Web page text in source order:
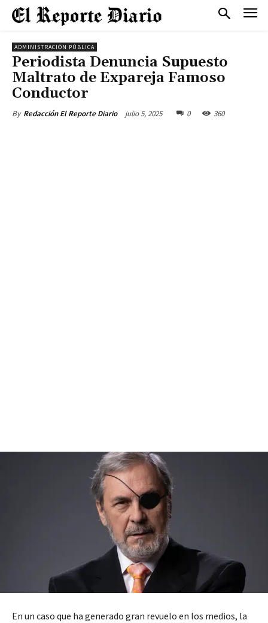
ADMINISTRACIÓN PÚBLICA
Periodista Denuncia Supuesto
Maltrato de Expareja Famoso
Conductor
By Redacción El Reporte Diario julio 5, 2025 0 360
En un caso que ha generado gran revuelo en los medios, la